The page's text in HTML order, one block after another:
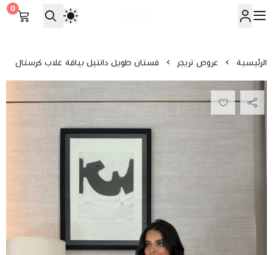
0
الرئيسية عروض تريجر فستان طويل دانتيل بياقة غلاب كرستال